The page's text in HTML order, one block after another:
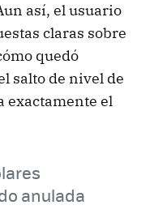
así, el usuario
claras sobre
quedó
salto de nivel de
exactamente el
anulada